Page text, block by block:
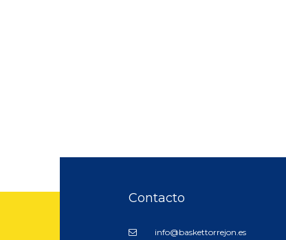
Contacto
info@baskettorrejon.es